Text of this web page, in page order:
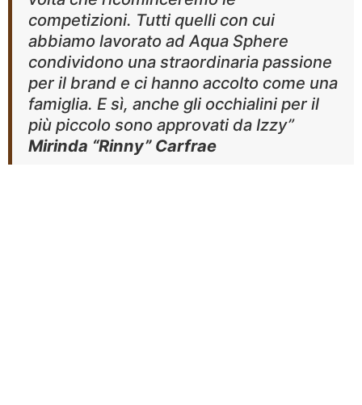
competizioni. Tutti quelli con cui
abbiamo lavorato ad Aqua Sphere
condividono una straordinaria passione
per il brand e ci hanno accolto come una
famiglia. E sì, anche gli occhialini per il
più piccolo sono approvati da Izzy”
Mirinda “Rinny” Carfrae